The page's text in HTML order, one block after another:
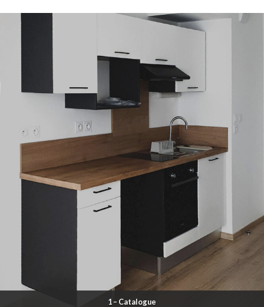
1 – Catalogue